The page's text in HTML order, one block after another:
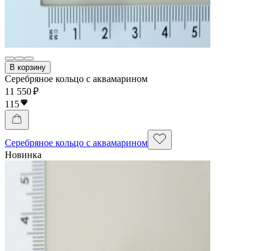
В корзину
Серебряное кольцо с аквамарином
11 550 ₽
115
Серебряное кольцо с аквамарином
Новинка